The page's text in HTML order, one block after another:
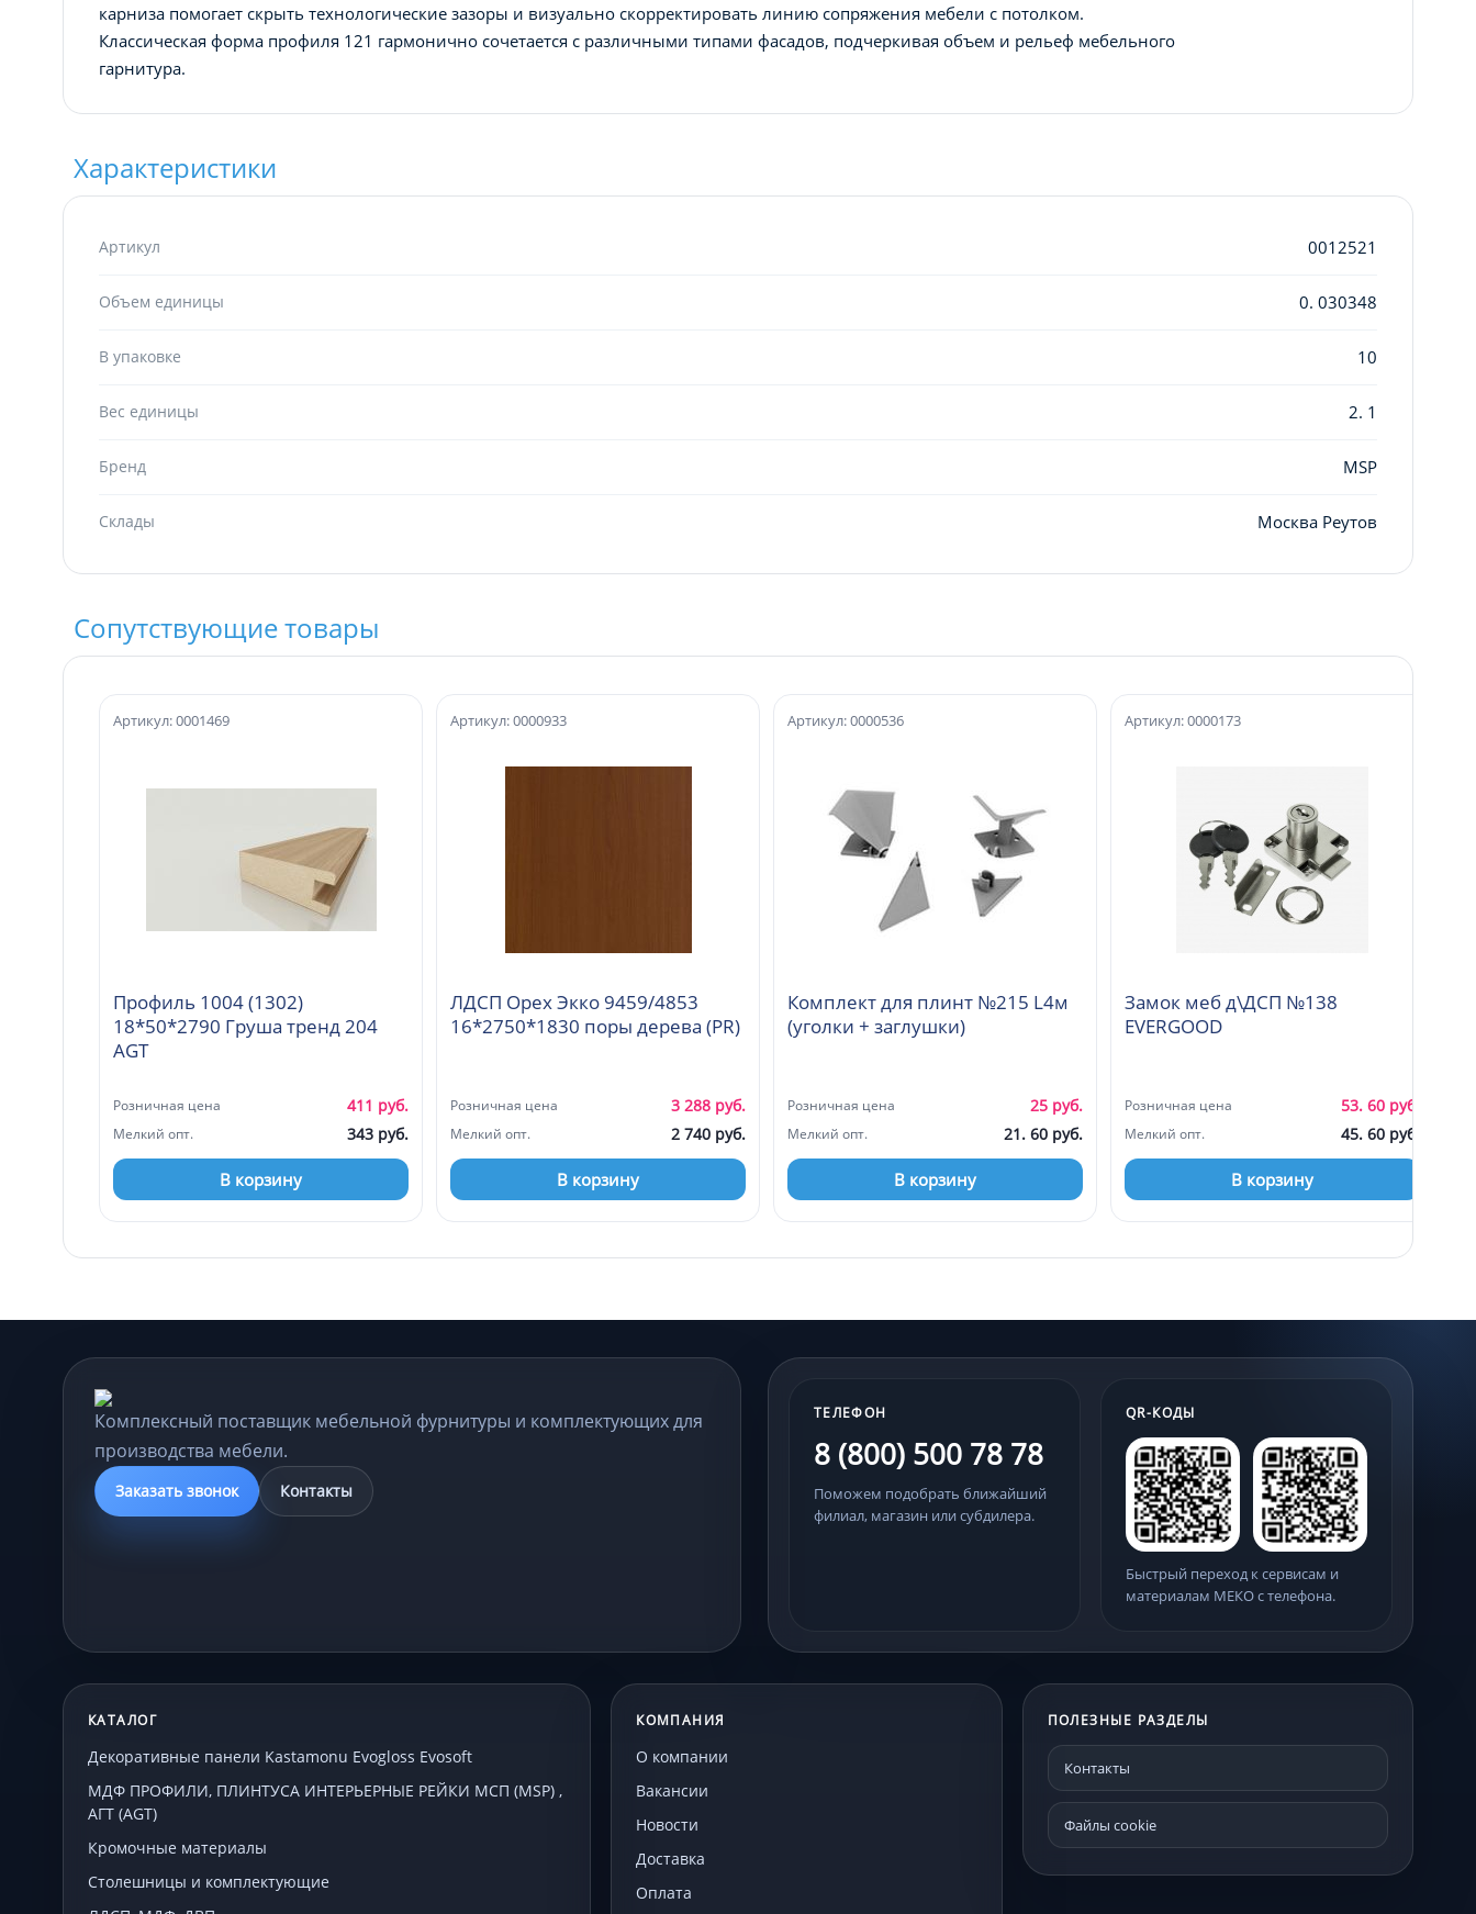
карниза помогает скрыть технологические зазоры и визуально скорректировать линию сопряжения мебели с потолком.
Классическая форма профиля 121 гармонично сочетается с различными типами фасадов, подчеркивая объем и рельеф мебельного
гарнитура.
Характеристики
Артикул 0012521
Объем единицы 0. 030348
В упаковке 10
Вес единицы 2. 1
Бренд MSP
Склады Москва Реутов
Сопутствующие товары
Профиль 1004 (1302)
18*50*2790 Груша тренд 204
AGT
Артикул: 0001469
Розничная цена 411 руб.
Мелкий опт. 343 руб.
В корзину
ЛДСП Орех Экко 9459/4853
16*2750*1830 поры дерева (PR)
Артикул: 0000933
Розничная цена 3 288 руб.
Мелкий опт. 2 740 руб.
В корзину
Комплект для плинт №215 L4м
(уголки + заглушки)
Артикул: 0000536
Розничная цена 25 руб.
Мелкий опт. 21. 60 руб.
В корзину
Замок меб д\ДСП №138
EVERGOOD
Артикул: 0000173
Розничная цена 53. 60 руб.
Мелкий опт. 45. 60 руб.
В корзину
Комплексный поставщик мебельной фурнитуры и комплектующих для
производства мебели.
Заказать звонок Контакты
ТЕЛЕФОН
8 (800) 500 78 78
Поможем подобрать ближайший
филиал, магазин или субдилера.
QR-КОДЫ
Быстрый переход к сервисам и
материалам МЕКО с телефона.
КАТАЛОГ
Декоративные панели Kastamonu Evogloss Evosoft
МДФ ПРОФИЛИ, ПЛИНТУСА ИНТЕРЬЕРНЫЕ РЕЙКИ МСП (MSP) ,
АГТ (AGT)
Кромочные материалы
Столешницы и комплектующие
КОМПАНИЯ
О компании
Вакансии
Новости
Доставка
Оплата
ПОЛЕЗНЫЕ РАЗДЕЛЫ
Контакты
Файлы cookie